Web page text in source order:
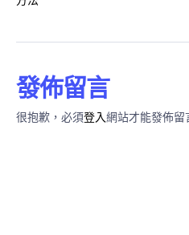
發佈留言
很抱歉，必須登入網站才能發佈留